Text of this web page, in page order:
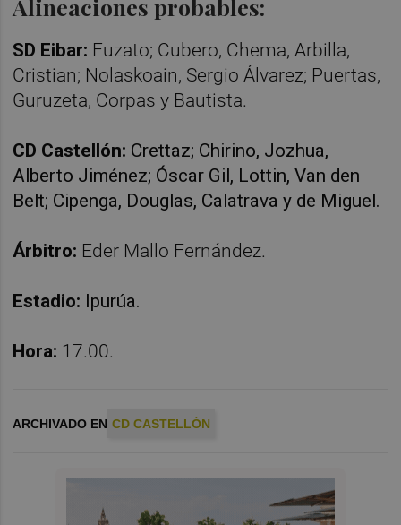
Alineaciones probables:
SD Eibar: Fuzato; Cubero, Chema, Arbilla,
Cristian; Nolaskoain, Sergio Álvarez; Puertas,
Guruzeta, Corpas y Bautista.
CD Castellón: Crettaz; Chirino, Jozhua,
Alberto Jiménez; Óscar Gil, Lottin, Van den
Belt; Cipenga, Douglas, Calatrava y de Miguel.
Árbitro: Eder Mallo Fernández.
Estadio: Ipurúa.
Hora: 17.00.
ARCHIVADO EN CD CASTELLÓN